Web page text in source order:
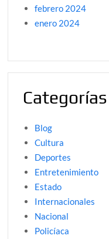
febrero 2024
enero 2024
Categorías
Blog
Cultura
Deportes
Entretenimiento
Estado
Internacionales
Nacional
Policíaca